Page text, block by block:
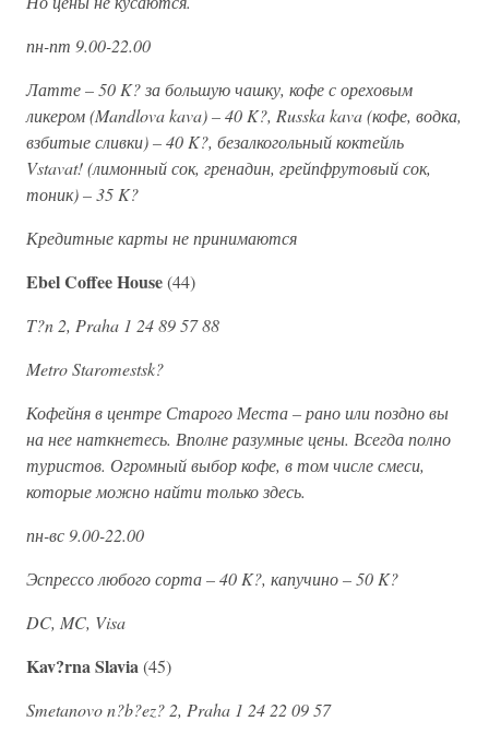
пн-пт 9.00-22.00
Латте – 50 K? за большую чашку, кофе с ореховым
ликером (Mandlova kava) – 40 K?, Russka kava (кофе, водка,
взбитые сливки) – 40 K?, безалкогольный коктейль
Vstavat! (лимонный сок, гренадин, грейпфрутовый сок,
тоник) – 35 K?
Кредитные карты не принимаются
Ebel Coffee House(44)
T?n 2, Praha 1 24 89 57 88
Metro Staromestsk?
Кофейня в центре Старого Места – рано или поздно вы
на нее наткнетесь. Вполне разумные цены. Всегда полно
туристов. Огромный выбор кофе, в том числе смеси,
которые можно найти только здесь.
пн-вс 9.00-22.00
Эспрессо любого сорта – 40 K?, капучино – 50 K?
DC, MC, Visa
Kav?rna Slavia(45)
Smetanovo n?b?ez? 2, Praha 1 24 22 09 57